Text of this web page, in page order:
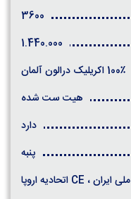
3600
1.440.000
100٪ اکریلیک درالون آلمان
هیت ست شده
دارد
پنبه
ملی ایران ، CE اتحادیه اروپا